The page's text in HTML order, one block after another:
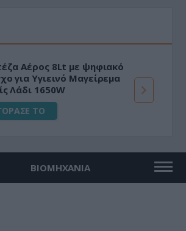
Αέρος 8Lt με ψηφιακό
για Υγιεινό Μαγείρεμα
Λάδι 1650W
ΤΟ
ΒΙΟΜΗΧΑΝΙΑ